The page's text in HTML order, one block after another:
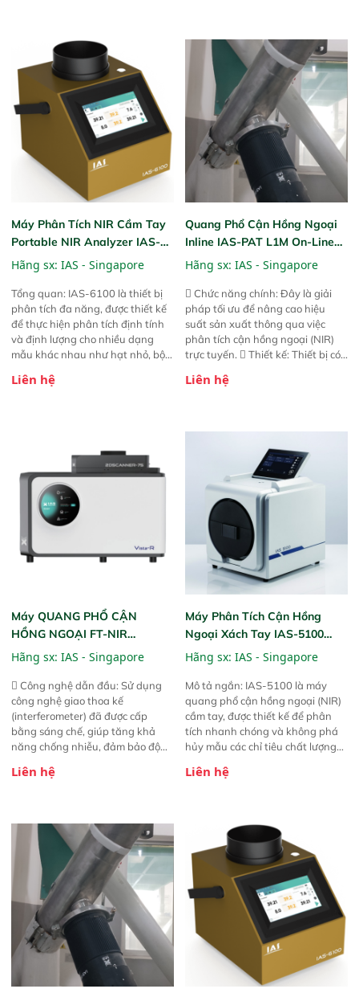
trước đó. Nhưng so với các phiên
bản trước, FPA touch! nhỏ hơn và
nhẹ hơn đáng kể, đồng thời được
nâng cấp với các tính năng mới.
trước đó. Nhưng so với các phiên
bản trước, FPA touch! nhỏ hơn và
nhẹ hơn đáng kể, đồng thời được
nâng cấp với các tính năng mới.
Máy Phân Tích NIR Cầm Tay
Portable NIR Analyzer IAS-
6100
Hãng sx: IAS - Singapore
Tổng quan: IAS-6100 là thiết bị
phân tích đa năng, được thiết kế
để thực hiện phân tích định tính
và định lượng cho nhiều dạng
mẫu khác nhau như hạt nhỏ, bột,
này cho phép bất kỳ ai cũng có
thức ăn chăn nuôi, nguyên liệu
thực phẩm, nông sản,..
Liên hệ
Quang Phổ Cận Hồng Ngoại
Inline IAS-PAT L1M On-Line
NIR
Hãng sx: IAS - Singapore
 Chức năng chính: Đây là giải
pháp tối ưu để nâng cao hiệu
suất sản xuất thông qua việc
phân tích cận hồng ngoại (NIR)
trực tuyến.  Thiết kế: Thiết bị có
hỗ trợ tản nhiệt tăng cường và đã
năng theo dõi thông số theo thời
gian thực và trực quan hóa dữ
liệu để tăng chỉ số ROI cho doanh
Liên hệ
Máy QUANG PHỔ CẬN
HỒNG NGOẠI FT-NIR
Analyzer Vista-R
Hãng sx: IAS - Singapore
 Công nghệ dẫn đầu: Sử dụng
công nghệ giao thoa kế
(interferometer) đã được cấp
bằng sáng chế, giúp tăng khả
năng chống nhiễu, đảm bảo độ
Phạm vi ứng dụng rộng: Đáp ứng
ngành công nghiệp khác nhau. 
Độ nhạy cao: Trang bị đầu dò
InGaAs độ nhạy cao, cung cấp
phản hồi phổ tuyến tính đầy đủ,
đảm bảo độ chính xác và khả
năng lặp lại tối ưu.
Liên hệ
Máy Phân Tích Cận Hồng
Ngoại Xách Tay IAS-5100
(Portable NIR Analyzer)
Hãng sx: IAS - Singapore
Mô tả ngắn: IAS-5100 là máy
quang phổ cận hồng ngoại (NIR)
cầm tay, được thiết kế để phân
tích nhanh chóng và không phá
hủy mẫu các chỉ tiêu chất lượng
Thiết bị linh hoạt cho nhiều kịch
trực tiếp ngoài đồng ruộng.
Liên hệ